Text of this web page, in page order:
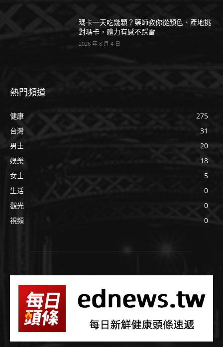
瑪卡一天吃幾顆？藥師教你從顏色、產地挑
對瑪卡，體力有感不踩雷
2026 年 8 月 4 日
熱門頻道
健康
275
台灣
31
男士
20
娛樂
18
女士
5
生活
0
觀光
0
視頻
0